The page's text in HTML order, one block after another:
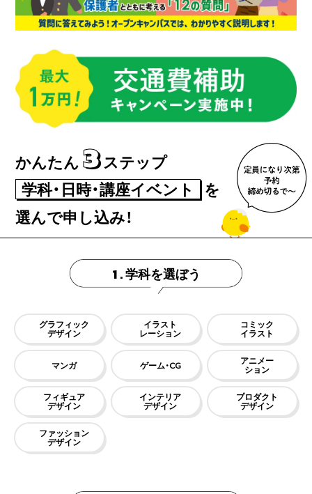
かんたん3ステップ
学科・日時・講座イベント
を
選んで申し込み！
1 .学科を選ぼう
グラフィック
デザイン
イラスト
レーション
コミック
イラスト
マンガ ゲーム・CG アニメー
ション
フィギュア
デザイン
インテリア
デザイン
プロダクト
デザイン
ファッション
デザイン